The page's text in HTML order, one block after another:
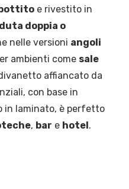
e rivestito in
doppia o
nelle versioni angoli
ambienti come sale
affiancato da
con base in
in laminato, è perfetto
, bar e hotel .